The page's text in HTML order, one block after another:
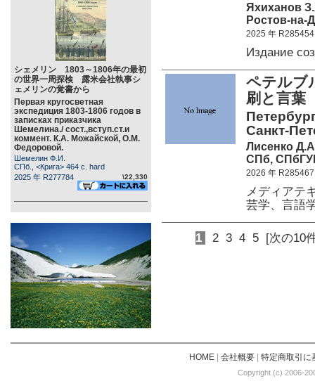
シェメリン 1803～1806年の最初
の世界一周探検 露米会社執事シ
ェメリンの覚書から
Первая кругосветная
экспедиция 1803-1806 годов в
записках приказчика
Шемелина./ сост.,вступ.ст.и
коммент. К.А. Можайской, О.М.
Федоровой.
Шемелин Ф.И.
СПб., <Крига> 464 c. hard
2025 年 R277784
\22,330
Яхиханов
Ростов-на-
2025 年 R285454
Издание
ペテルブ
刷と言葉
Санкт-
Лисенко
СПб,
2026 年 R285467
メディアテ
芸学、言語
1 2 3 4 5 [次の10
HOME| 会社概要| 特定商取引に
Copyright (c) 2006-